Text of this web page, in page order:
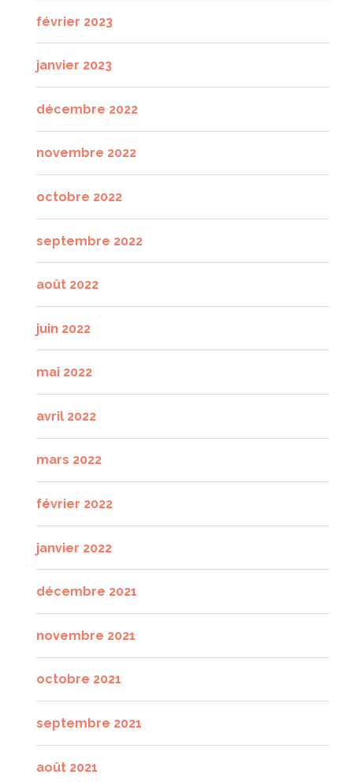
février 2023
janvier 2023
décembre 2022
novembre 2022
octobre 2022
septembre 2022
août 2022
juin 2022
mai 2022
avril 2022
mars 2022
février 2022
janvier 2022
décembre 2021
novembre 2021
octobre 2021
septembre 2021
août 2021